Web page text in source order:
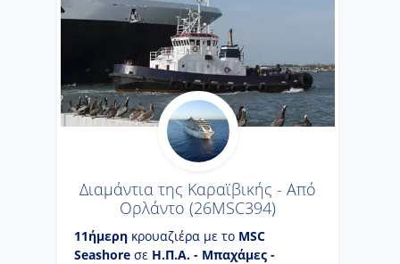
Διαμάντια της Καραϊβικής - Από
Ορλάντο (26MSC394)
11ήμερη κρουαζιέρα με το MSC
Seashore σε Η.Π.Α. - Μπαχάμες -